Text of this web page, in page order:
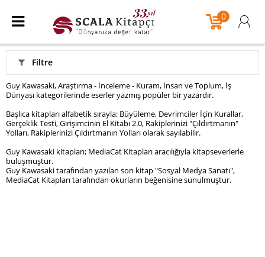
0
Filtre
Guy Kawasaki, Araştırma - İnceleme - Kuram, İnsan ve Toplum, İş
Dünyası kategorilerinde eserler yazmış popüler bir yazardır.
Başlıca kitapları alfabetik sırayla; Büyüleme, Devrimciler İçin Kurallar,
Gerçeklik Testi, Girişimcinin El Kitabı 2.0, Rakiplerinizi "Çıldırtmanın"
Yolları, Rakiplerinizi Çıldırtmanın Yolları olarak sayılabilir.
Guy Kawasaki kitapları; MediaCat Kitapları aracılığıyla kitapseverlerle
buluşmuştur.
Guy Kawasaki tarafından yazılan son kitap "Sosyal Medya Sanatı",
MediaCat Kitapları tarafından okurların beğenisine sunulmuştur.